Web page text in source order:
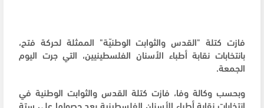
فازت كتلة "القدس والثوابت الوطنيّة" الممثلة لحركة فتح،
بانتخابات نقابة أطباء الأسنان الفلسطينيين، التي جرت اليوم
الجمعة.
وبحسب وكالة وفا، فازت كتلة القدس والثوابت الوطنية في
انتخابات نقابة أطباء الأسنان الفلسطينية بعد حصولها على ستة